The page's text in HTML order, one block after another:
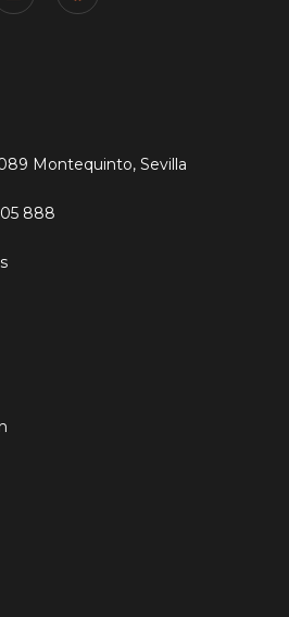
Montequinto, Sevilla
888